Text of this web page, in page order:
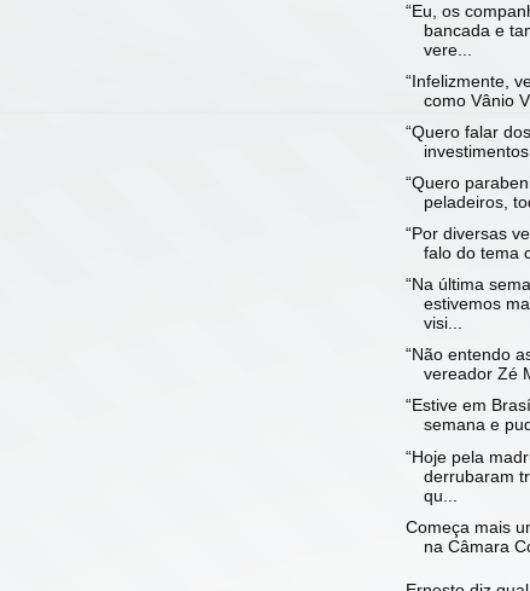
“Eu, os
bancada e
vere...
“Infelizmente,
como Vânio
“Quero falar
investimentos
“Quero
peladeiros,
“Por diversas
falo do tema
“Na última
estivemos
visi...
“Não entendo
vereador Zé
“Estive em
semana e
“Hoje pela
derrubaram
qu...
Começa mais
na Câmara